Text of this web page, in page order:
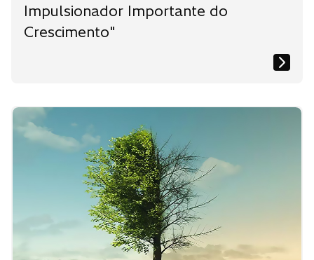
Impulsionador Importante do
Crescimento"